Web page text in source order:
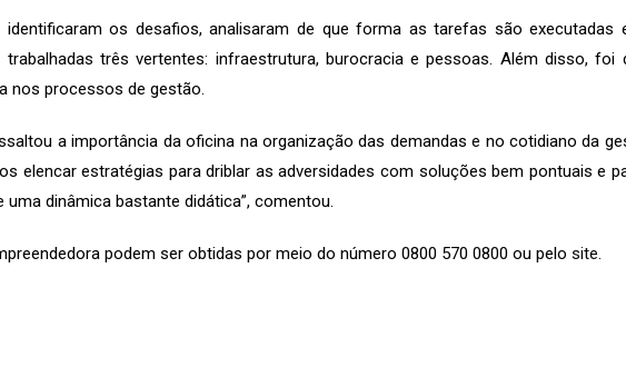
os desafios, analisaram de que forma as tarefas são executadas
três vertentes: infraestrutura, burocracia e pessoas. Além disso, foi
nos processos de gestão.
a importância da oficina na organização das demandas e no cotidiano da
elencar estratégias para driblar as adversidades com soluções bem pontuais e
dinâmica bastante didática”, comentou.
podem ser obtidas por meio do número 0800 570 0800 ou pelo site.